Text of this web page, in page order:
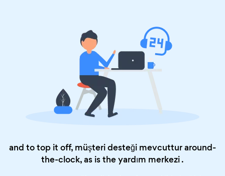
and to top it off, müşteri desteği mevcuttur around-
the-clock, as is theyardım merkezi.